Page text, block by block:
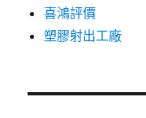
喜鴻評價
塑膠射出工廠